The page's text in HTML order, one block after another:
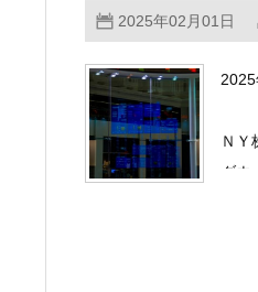
2025年02月01日
Ｎ
ダ